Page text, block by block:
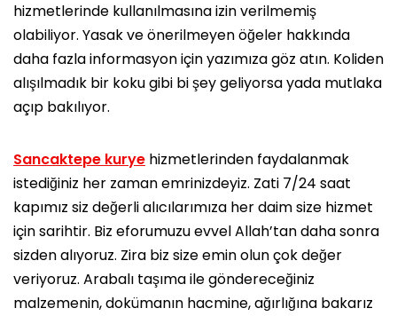
hizmetlerinde kullanılmasına izin verilmemiş
olabiliyor. Yasak ve önerilmeyen öğeler hakkında
daha fazla informasyon için yazımıza göz atın. Koliden
alışılmadık bir koku gibi bi şey geliyorsa yada mutlaka
açıp bakılıyor.
Sancaktepe kurye hizmetlerinden faydalanmak
istediğiniz her zaman emrinizdeyiz. Zati 7/24 saat
kapımız siz değerli alıcılarımıza her daim size hizmet
için sarihtir. Biz eforumuzu evvel Allah’tan daha sonra
sizden alıyoruz. Zira biz size emin olun çok değer
veriyoruz. Arabalı taşıma ile göndereceğiniz
malzemenin, dokümanın hacmine, ağırlığına bakarız